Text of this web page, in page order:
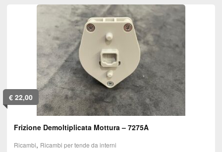
€22,00
Frizione Demoltiplicata Mottura – 7275A
Ricambi, Ricambi per tende da interni